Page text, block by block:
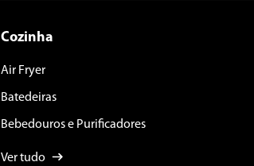
Cozinha
Air Fryer
Batedeiras
Bebedouros e Purificadores
Ver tudo